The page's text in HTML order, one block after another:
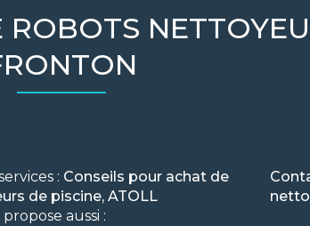
: Conseils pour achat de
de piscine, ATOLL
aussi :